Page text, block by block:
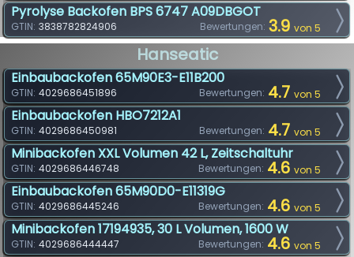
Pyrolyse Backofen BPS 6747 A09DBGOT
Bewertungen: 3.9 von 5
GTIN: 3838782824906
Hanseatic
Einbaubackofen 65M90E3-E11B200
Bewertungen: 4.7 von 5
GTIN: 4029686451896
Einbaubackofen HBO7212A1
Bewertungen: 4.7 von 5
GTIN: 4029686450981
Minibackofen XXL Volumen 42 L, Zeitschaltuhr
Bewertungen: 4.6 von 5
GTIN: 4029686446748
Einbaubackofen 65M90D0-E11319G
Bewertungen: 4.6 von 5
GTIN: 4029686445246
Minibackofen 17194935, 30 L Volumen, 1600 W
Bewertungen: 4.6 von 5
GTIN: 4029686444447